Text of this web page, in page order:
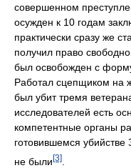
совершенном
осужден к 10 годам
практически сразу же
получил право
был освобожден с
Работал сцепщиком на
был убит тремя
исследователей есть
компетентные органы
готовившемся
не были[3]